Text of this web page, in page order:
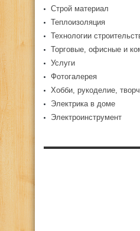
Строй материал
Теплоизоляция
Технологии
Торговые, офисные и
Услуги
Фотогалерея
Хобби, рукоделие,
Электрика в доме
Электроинструмент